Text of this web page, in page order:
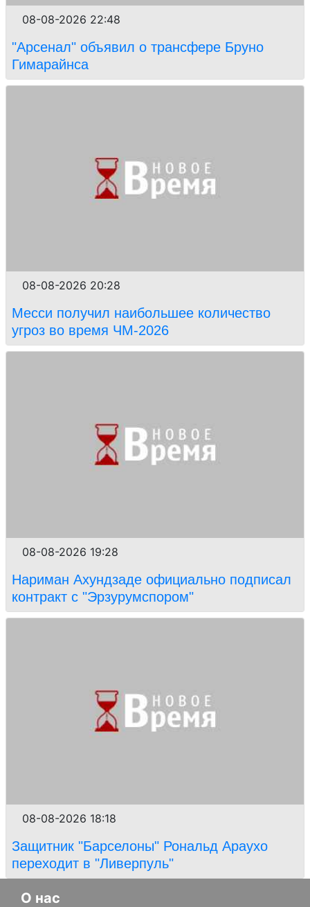
08-08-2026 22:48
"Арсенал" объявил о трансфере Бруно
Гимарайнса
08-08-2026 20:28
Месси получил наибольшее количество
угроз во время ЧМ-2026
08-08-2026 19:28
Нариман Ахундзаде официально подписал
контракт с "Эрзурумспором"
08-08-2026 18:18
Защитник "Барселоны" Рональд Араухо
переходит в "Ливерпуль"
О нас